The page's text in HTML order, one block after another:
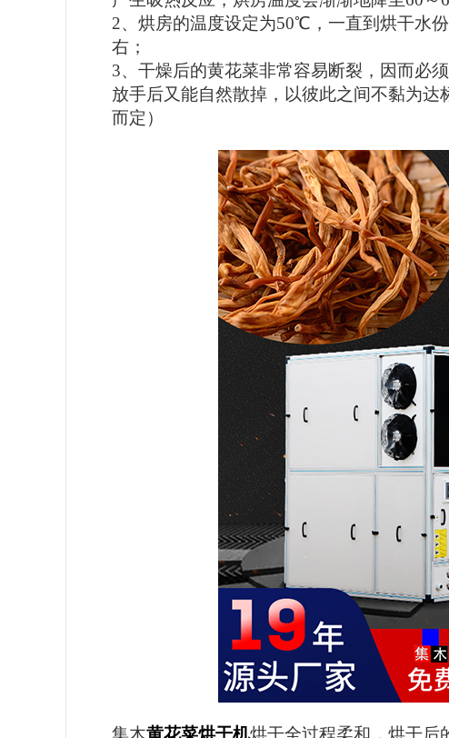
2、 烘房的温度设定为50℃，一直到烘干水
右 ；
3、 干燥后的黄花菜非常容易断裂，因而必
放手后又能自然散掉，以彼此之间不黏为达
而定）
集木黄花菜烘干机烘干全过程柔和，烘干后